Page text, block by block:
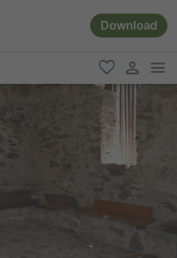
Download
favoriti
user link